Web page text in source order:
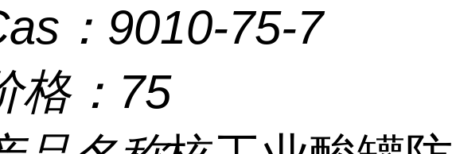
： 9010-75-7
格： 75